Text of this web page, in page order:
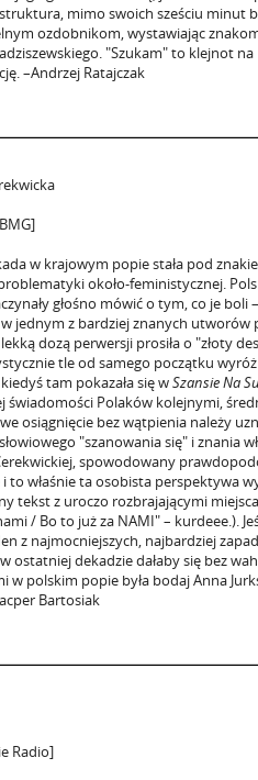
mimo swoich sześciu minut
ozdobnikom, wystawiając
"Szukam" to klejnot
–Andrzej Ratajczak
w krajowym popie stała pod
około-feministycznej.
głośno mówić o tym, co je boli
jednym z bardziej znanych utworów
dozą perwersji prosiła o "złoty
tle od samego początku
tam pokazała się wSzansie Na
świadomości Polaków kolejnymi,
osiągnięcie bez wątpienia należy
"szanowania się" i znania
spowodowany
to właśnie ta osobista perspektywa
tekst z uroczo rozbrajającymi
/ Bo to już za NAMI" – kurdeee.).
z najmocniejszych, najbardziej
ostatniej dekadzie dałaby się bez
polskim popie była bodaj Anna
Bartosiak
Radio]